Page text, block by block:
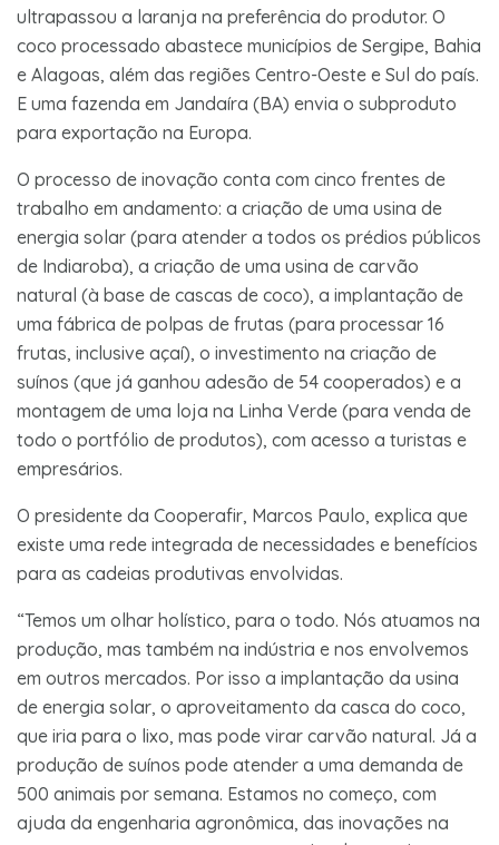
ultrapassou a laranja na preferência do produtor. O
coco processado abastece municípios de Sergipe, Bahia
e Alagoas, além das regiões Centro-Oeste e Sul do país.
E uma fazenda em Jandaíra (BA) envia o subproduto
para exportação na Europa.
O processo de inovação conta com cinco frentes de
trabalho em andamento: a criação de uma usina de
energia solar (para atender a todos os prédios públicos
de Indiaroba), a criação de uma usina de carvão
natural (à base de cascas de coco), a implantação de
uma fábrica de polpas de frutas (para processar 16
frutas, inclusive açaí), o investimento na criação de
suínos (que já ganhou adesão de 54 cooperados) e a
montagem de uma loja na Linha Verde (para venda de
todo o portfólio de produtos), com acesso a turistas e
empresários.
O presidente da Cooperafir, Marcos Paulo, explica que
existe uma rede integrada de necessidades e benefícios
para as cadeias produtivas envolvidas.
“Temos um olhar holístico, para o todo. Nós atuamos na
produção, mas também na indústria e nos envolvemos
em outros mercados. Por isso a implantação da usina
de energia solar, o aproveitamento da casca do coco,
que iria para o lixo, mas pode virar carvão natural. Já a
produção de suínos pode atender a uma demanda de
500 animais por semana. Estamos no começo, com
ajuda da engenharia agronômica, das inovações na